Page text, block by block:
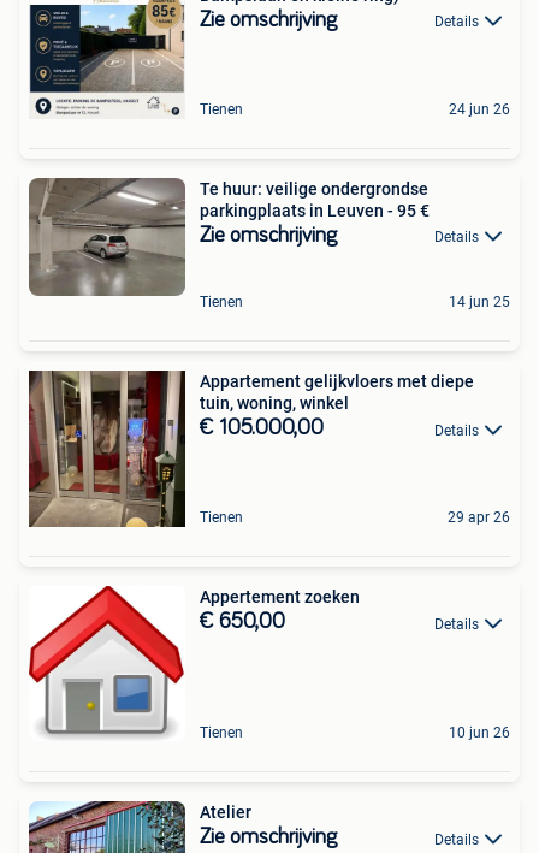
Zie omschrijving Details
Tienen 24 jun 26
Te huur: veilige ondergrondse
parkingplaats in Leuven - 95 €
Zie omschrijving Details
Tienen 14 jun 25
Appartement gelijkvloers met diepe
tuin, woning, winkel
€ 105.000,00 Details
Tienen 29 apr 26
Appertement zoeken
€ 650,00 Details
Tienen 10 jun 26
Atelier
Zie omschrijving Details